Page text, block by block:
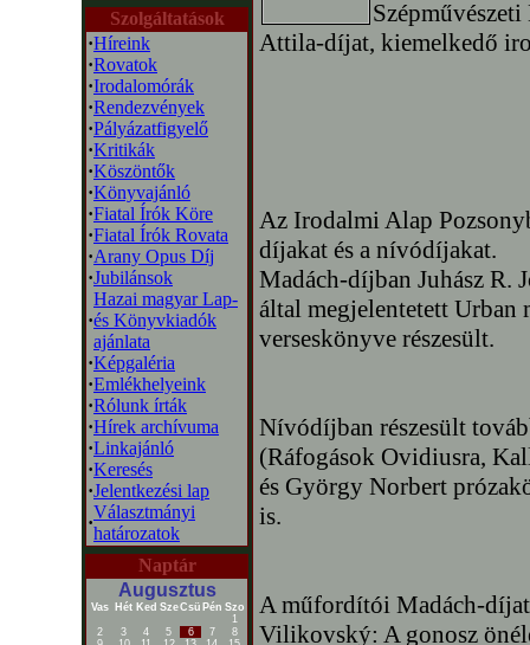
Szolgáltatások
·Híreink
·Rovatok
·Irodalomórák
·Rendezvények
·Pályázatfigyelő
·Kritikák
·Köszöntők
·Könyvajánló
·Fiatal Írók Köre
·Fiatal Írók Rovata
·Arany Opus Díj
·Jubilánsok
·
Hazai magyar Lap-
és Könyvkiadók
ajánlata
·Képgaléria
·Emlékhelyeink
·Rólunk írták
·Hírek archívuma
·Linkajánló
·Keresés
·Jelentkezési lap
·
Választmányi
határozatok
Naptár
Augusztus
Vas Hét Ked SzeCsü Pén Szo
1
2
3 4 5 6 7
8
Attila-díjat, kiemelkedő
Az Irodalmi Alap
díjakat és a nívódíjakat.
Madách-díjban Juhász R.
által megjelentetett Urban
verseskönyve részesült.
Nívódíjban részesült
(Ráfogások Ovidiusra,
és György Norbert
is.
A műfordítói Madách-
Vilikovský: A gonosz